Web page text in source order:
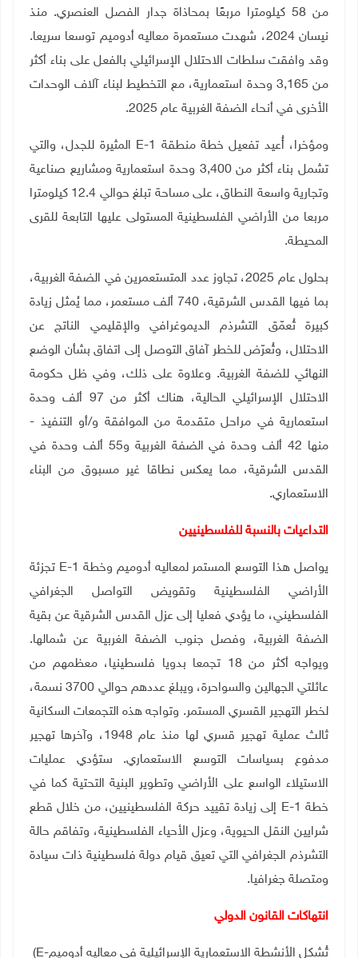
من 58 كيلومترا مربعًا بمحاذاة جدار الفصل العنصري. منذ
نيسان 2024، شهدت مستعمرة معاليه أدوميم توسعا سريعا.
وقد وافقت سلطات الاحتلال الإسرائيلي بالفعل على بناء أكثر
من 3,165 وحدة استعمارية، مع التخطيط لبناء آلاف الوحدات
الأخرى في أنحاء الضفة الغربية عام 2025.
ومؤخرا، أُعيد تفعيل خطة منطقة E-1 المثيرة للجدل، والتي
تشمل بناء أكثر من 3,400 وحدة استعمارية ومشاريع صناعية
وتجارية واسعة النطاق، على مساحة تبلغ حوالي 12.4 كيلومترا
مربعا من الأراضي الفلسطينية المستولى عليها التابعة للقرى
المحيطة.
بحلول عام 2025، تجاوز عدد المتستعمرين في الضفة الغربية،
بما فيها القدس الشرقية، 740 ألف مستعمر، مما يُمثل زيادة
كبيرة تُعمّق التشرذم الديموغرافي والإقليمي الناتج عن
الاحتلال، وتُعرّض للخطر آفاق التوصل إلى اتفاق بشأن الوضع
النهائي للضفة الغربية. وعلاوة على ذلك، وفي ظل حكومة
الاحتلال الإسرائيلي الحالية، هناك أكثر من 97 ألف وحدة
استعمارية في مراحل متقدمة من الموافقة و/أو التنفيذ -
منها 42 ألف وحدة في الضفة الغربية و55 ألف وحدة في
القدس الشرقية، مما يعكس نطاقا غير مسبوق من البناء
الاستعماري.
التداعيات بالنسبة للفلسطينيين
يواصل هذا التوسع المستمر لمعاليه أدوميم وخطة E-1 تجزئة
الأراضي الفلسطينية وتقويض التواصل الجغرافي
الفلسطيني، ما يؤدي فعليا إلى عزل القدس الشرقية عن بقية
الضفة الغربية، وفصل جنوب الضفة الغربية عن شمالها.
ويواجه أكثر من 18 تجمعا بدويا فلسطينيا، معظمهم من
عائلتي الجهالين والسواحرة، ويبلغ عددهم حوالي 3700 نسمة،
لخطر التهجير القسري المستمر. وتواجه هذه التجمعات السكانية
ثالث عملية تهجير قسري لها منذ عام 1948، وآخرها تهجير
مدفوع بسياسات التوسع الاستعماري. ستؤدي عمليات
الاستيلاء الواسع على الأراضي وتطوير البنية التحتية كما في
خطةE-1 إلى زيادة تقييد حركة الفلسطينيين، من خلال قطع
شرايين النقل الحيوية، وعزل الأحياء الفلسطينية، وتفاقم حالة
التشرذم الجغرافي التي تعيق قيام دولة فلسطينية ذات سيادة
ومتصلة جغرافيا.
انتهاكات القانون الدولي
تُشكل الأنشطة الاستعمارية الإسرائيلية في معاليه أدوميم(E-